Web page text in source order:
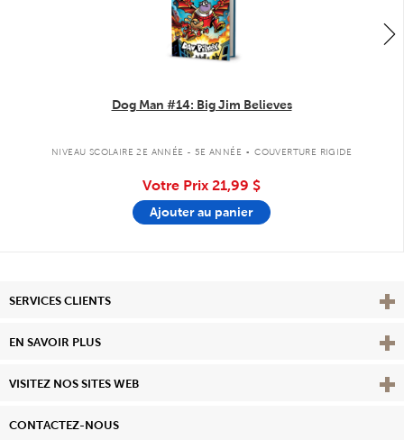
Dog Man #14: Big Jim Believes
NIVEAU SCOLAIRE 2E ANNÉE - 5E ANNÉE . COUVERTURE RIGIDE
Votre Prix 21,99 $
Ajouter au panier
SERVICES CLIENTS
EN SAVOIR PLUS View
VISITEZ NOS SITES WEB
CONTACTEZ-NOUS